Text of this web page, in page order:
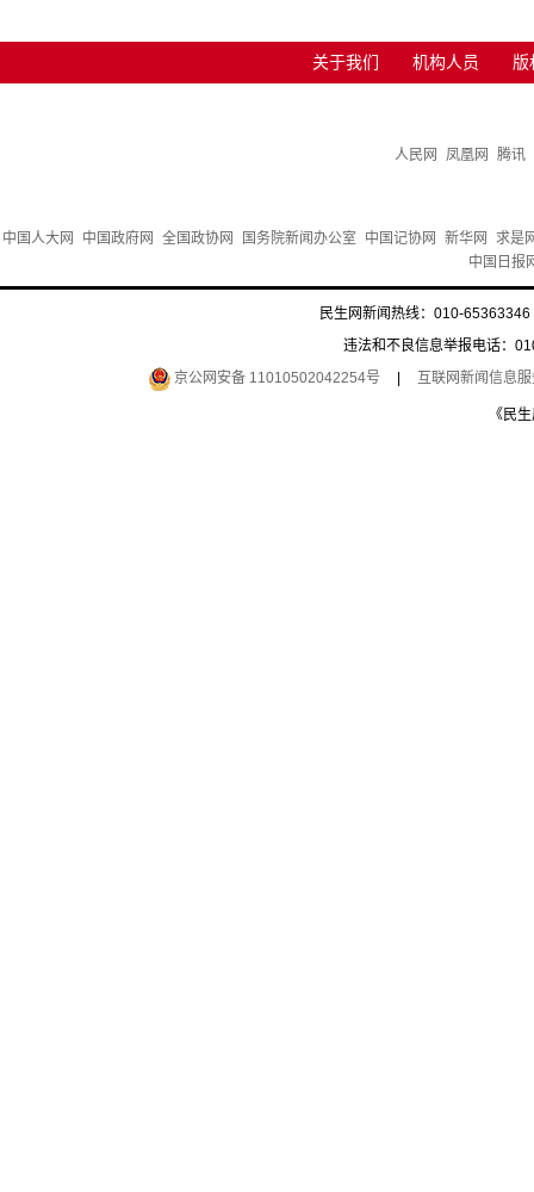
关于我们 机构人员 版
人民网 凤凰网 腾讯
中国人大网 中国政府网 全国政协网 国务院新闻办公室 中国记协网 新华网
求是
中国日报
民生网新闻热线：010-
违法和不良信息举报电话：
京公网安备 11010502042254号
互联网新闻信息
《民